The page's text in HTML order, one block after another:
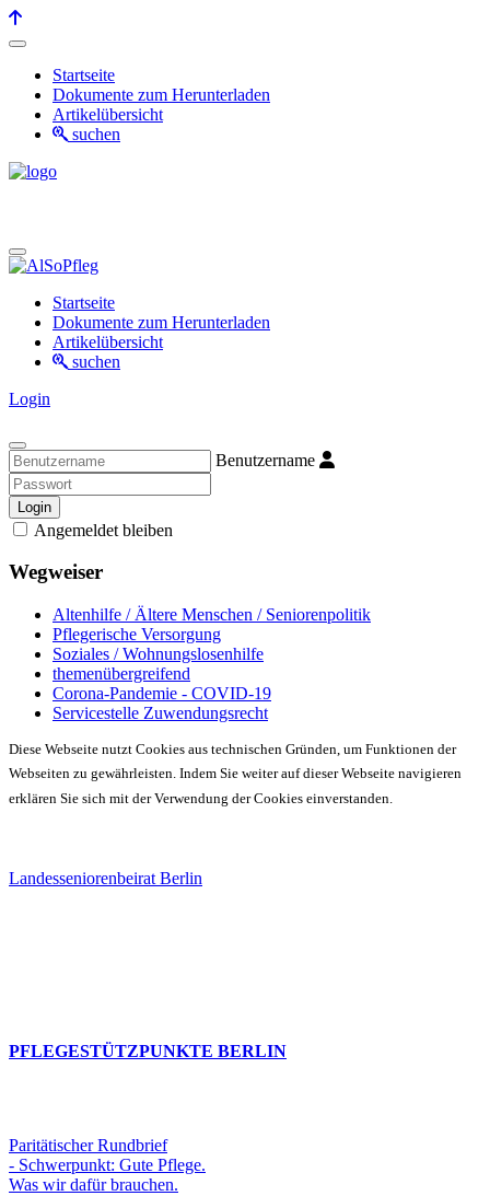
Startseite
Dokumente zum Herunterladen
Artikelübersicht
suchen
Startseite
Dokumente zum Herunterladen
Artikelübersicht
suchen
Login
Benutzername
Login
Angemeldet bleiben
Wegweiser
Altenhilfe / Ältere Menschen / Seniorenpolitik
Pflegerische Versorgung
Soziales / Wohnungslosenhilfe
themenübergreifend
Corona-Pandemie - COVID-19
Servicestelle Zuwendungsrecht
Diese Webseite nutzt Cookies aus technischen Gründen, um Funktionen der
Webseiten zu gewährleisten. Indem Sie weiter auf dieser Webseite navigieren
erklären Sie sich mit der Verwendung der Cookies einverstanden.
Landesseniorenbeirat Berlin
PFLEGESTÜTZPUNKTE BERLIN
Paritätischer Rundbrief
- Schwerpunkt: Gute Pflege.
Was wir dafür brauchen.